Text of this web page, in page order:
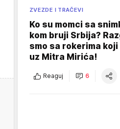
ZVEZDE I TRAČEVI
Ko su momci sa
kom bruji Srbija?
smo sa rokerima
uz Mitra Mirića!
Reaguj 6